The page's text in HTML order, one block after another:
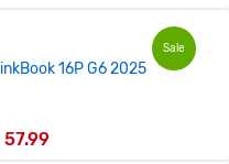
Sale
16P G6 2025